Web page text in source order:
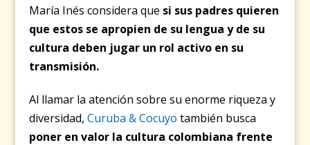
María Inés considera que si sus padres quieren
que estos se apropien de su lengua y de su
cultura deben jugar un rol activo en su
transmisión.
Al llamar la atención sobre su enorme riqueza y
diversidad,Curuba & Cocuyo también busca
poner en valor la cultura colombiana frente